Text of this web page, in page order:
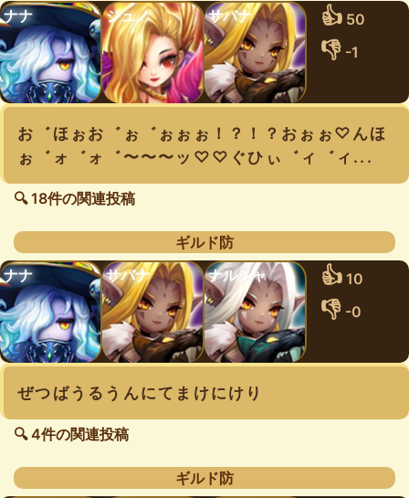
ナナ
ジュノ サバナ 👍 50
👎 -1
お゛ほぉお゛ぉ゛ぉぉぉ！？！？おぉぉ♡んほ
ぉ゛ォ゛ォ゛〜〜〜ッ♡♡ぐひぃ゛ィ゛ィ...
🔍 18件の関連投稿
ギルド防
ナナ
サバナ ナルシャ 👍 10
👎 -0
ぜつばうるうんにてまけにけり
🔍 4件の関連投稿
ギルド防